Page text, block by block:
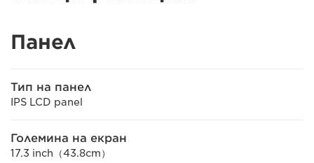
Панел
Тип на панел
IPS LCD panel
Големина на екран
17.3 inch（43.8cm）